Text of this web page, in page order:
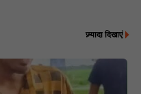
ज़्यादा दिखाएं